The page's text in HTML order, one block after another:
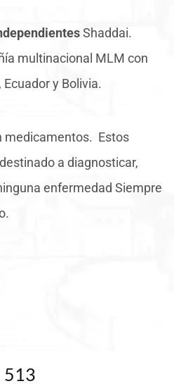
Shaddai.
multinacional MLM con
y Bolivia.
medicamentos. Estos
a diagnosticar,
enfermedad Siempre
513